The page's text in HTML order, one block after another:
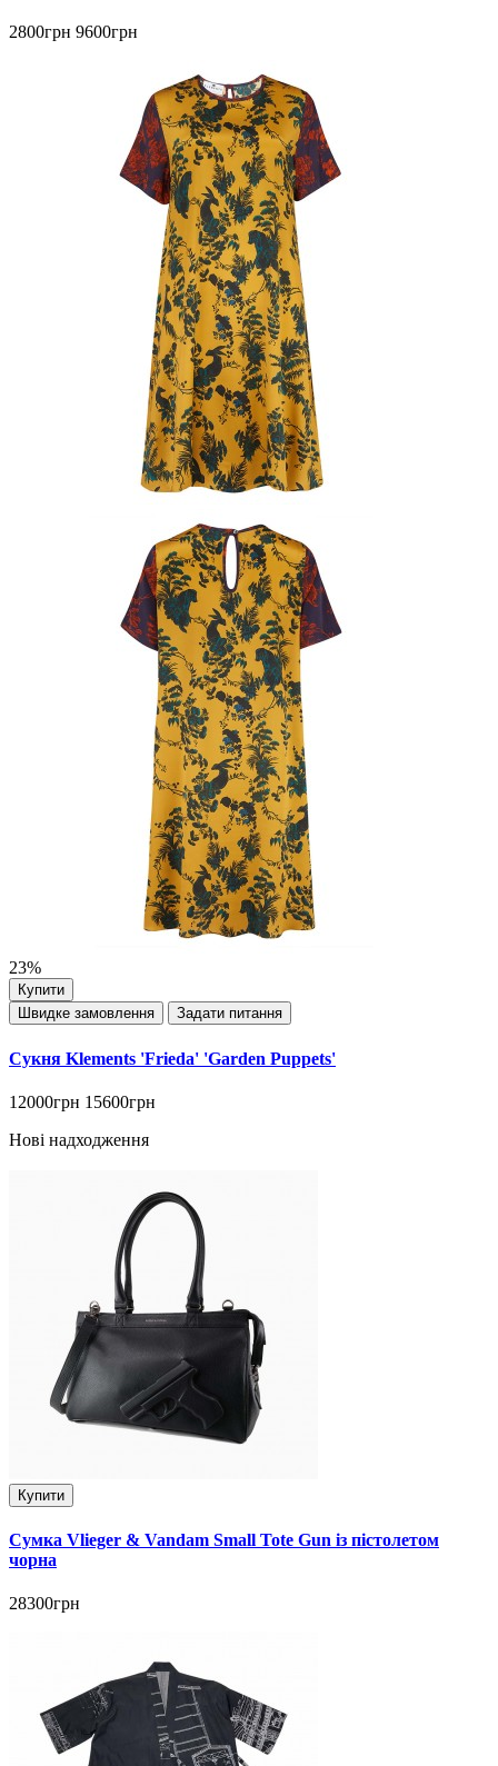
2800грн 9600грн
23%
Купити
Швидке замовлення
Задати питання
Сукня Klements 'Frieda' 'Garden Puppets'
12000грн 15600грн
Нові надходження
Купити
Сумка Vlieger & Vandam Small Tote Gun із пістолетом
чорна
28300грн